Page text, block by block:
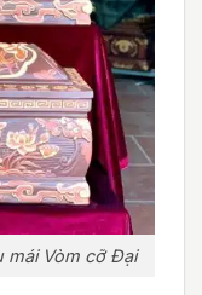
mái Vòm cỡ Đại